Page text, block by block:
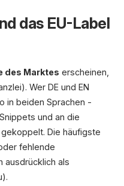
das EU-Label
des Marktes erscheinen,
Wer DE und EN
in beiden Sprachen -
und an die
Die häufigste
fehlende
ausdrücklich als